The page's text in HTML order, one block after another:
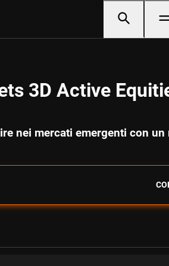
3D Active
nei mercati emergenti con